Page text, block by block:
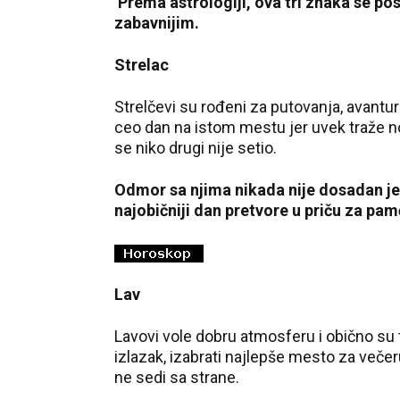
zabavnijim.
Strelac
Strelčevi su rođeni za putovanja,
ceo dan na istom mestu jer uvek traže
se niko drugi nije setio.
Odmor sa njima nikada nije dosadan
najobičniji dan pretvore u priču za
Lav
Lavovi vole dobru atmosferu i obično
izlazak, izabrati najlepše mesto za
ne sedi sa strane.